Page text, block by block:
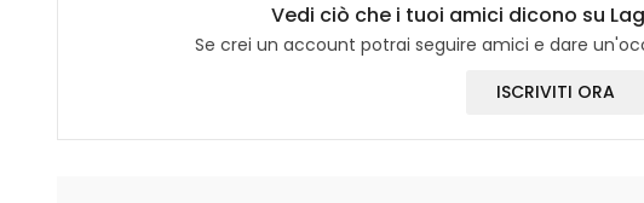
Vedi ciò che i tuoi amici dicono su
Se crei un account potrai seguire amici e dare
ISCRIVITI ORA